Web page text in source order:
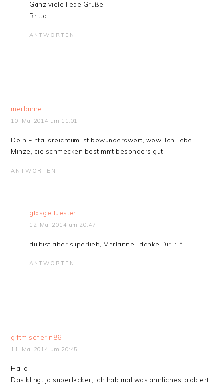
Ganz viele liebe Grüße
Britta
ANTWORTEN
merlanne
10. Mai 2014 um 11:01
Dein Einfallsreichtum ist bewunderswert, wow! Ich liebe
Minze, die schmecken bestimmt besonders gut.
ANTWORTEN
glasgefluester
12. Mai 2014 um 20:47
du bist aber superlieb, Merlanne- danke Dir! :-*
ANTWORTEN
giftmischerin86
11. Mai 2014 um 20:45
Hallo,
Das klingt ja superlecker, ich hab mal was ähnliches probiert